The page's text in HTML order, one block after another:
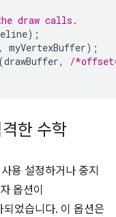
draw calls.
);
, myVertexBuffer);
(drawBuffer,
/
한 수학
용 설정하거나 중지
옵션이
었습니다. 이 옵션은